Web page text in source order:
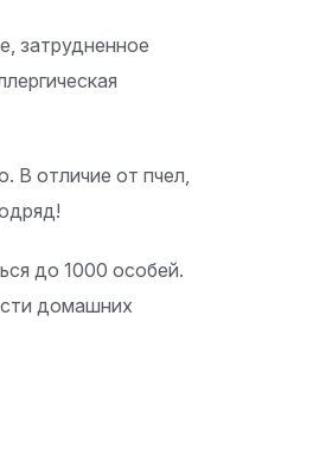
затрудненное
В отличие от пчел,
до 1000 особей.
домашних